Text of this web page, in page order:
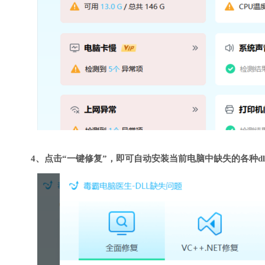
4、点击“一键修复”，即可自动安装当前电脑中缺失的各种